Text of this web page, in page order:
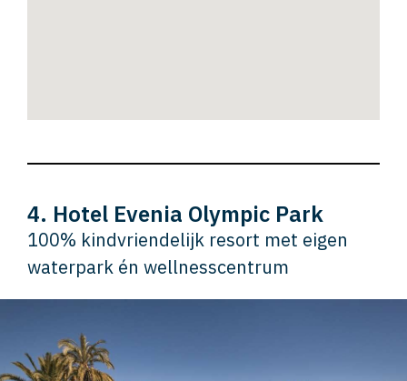
4. Hotel Evenia Olympic Park
100% kindvriendelijk resort met eigen
waterpark én wellnesscentrum